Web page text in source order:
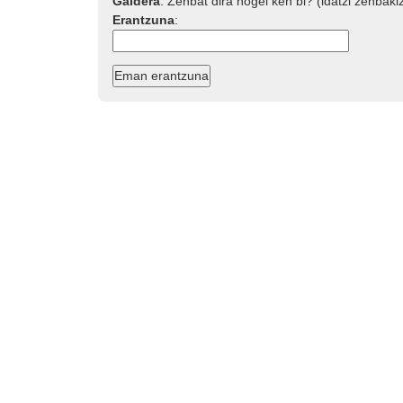
Erantzuna: